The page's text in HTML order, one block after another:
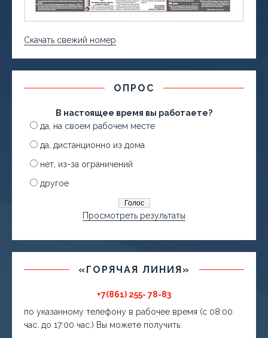
Скачать свежий номер
ОПРОС
В настоящее время вы работаете?
да, на своем рабочем месте
да, дистанционно из дома
нет, из-за ограничений
другое
Просмотреть результаты
«ГОРЯЧАЯ ЛИНИЯ»
+7(861) 255- 78-83
по указанному телефону в рабочее время (с 08:00
час. до 17:00 час.) Вы можете получить: